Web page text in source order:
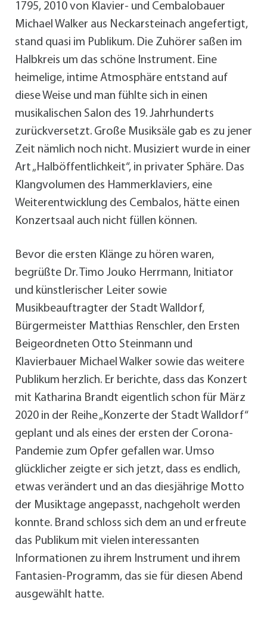
1795, 2010 von Klavier- und Cembalobauer
Michael Walker aus Neckarsteinach angefertigt,
stand quasi im Publikum. Die Zuhörer saßen im
Halbkreis um das schöne Instrument. Eine
heimelige, intime Atmosphäre entstand auf
diese Weise und man fühlte sich in einen
musikalischen Salon des 19. Jahrhunderts
zurückversetzt. Große Musiksäle gab es zu jener
Zeit nämlich noch nicht. Musiziert wurde in einer
Art „Halböffentlichkeit“, in privater Sphäre. Das
Klangvolumen des Hammerklaviers, eine
Weiterentwicklung des Cembalos, hätte einen
Konzertsaal auch nicht füllen können.
Bevor die ersten Klänge zu hören waren,
begrüßte Dr. Timo Jouko Herrmann, Initiator
und künstlerischer Leiter sowie
Musikbeauftragter der Stadt Walldorf,
Bürgermeister Matthias Renschler, den Ersten
Beigeordneten Otto Steinmann und
Klavierbauer Michael Walker sowie das weitere
Publikum herzlich. Er berichte, dass das Konzert
mit Katharina Brandt eigentlich schon für März
2020 in der Reihe „Konzerte der Stadt Walldorf“
geplant und als eines der ersten der Corona-
Pandemie zum Opfer gefallen war. Umso
glücklicher zeigte er sich jetzt, dass es endlich,
etwas verändert und an das diesjährige Motto
der Musiktage angepasst, nachgeholt werden
konnte. Brand schloss sich dem an und erfreute
das Publikum mit vielen interessanten
Informationen zu ihrem Instrument und ihrem
Fantasien-Programm, das sie für diesen Abend
ausgewählt hatte.